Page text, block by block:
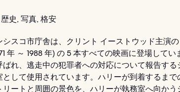
史, 写真, 格安
シスコ市庁舎は、クリント イーストウッド主演
年 ～ 1988 年) の 5 本すべての映画に登場して
ばれ、逃走中の犯罪者への対応について報告す
として使用されています。ハリーが到着するま
リートと周囲の景色を、ハリーが執務室へ向か